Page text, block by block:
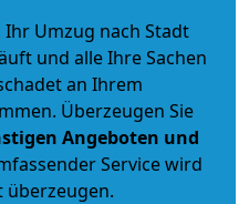
Umzug nach Stadt
und alle Ihre Sachen
an Ihrem
Überzeugen Sie
Angeboten und
Service wird
überzeugen.